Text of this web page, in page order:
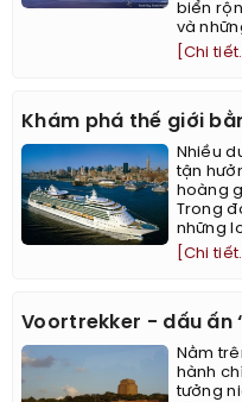
biển
và
[Chi
Khám phá thế giới
Nhiều
tận
hoàng
Trong
những
[Chi
Voortrekker - dấu ấn
Nằm
hành
tưởng